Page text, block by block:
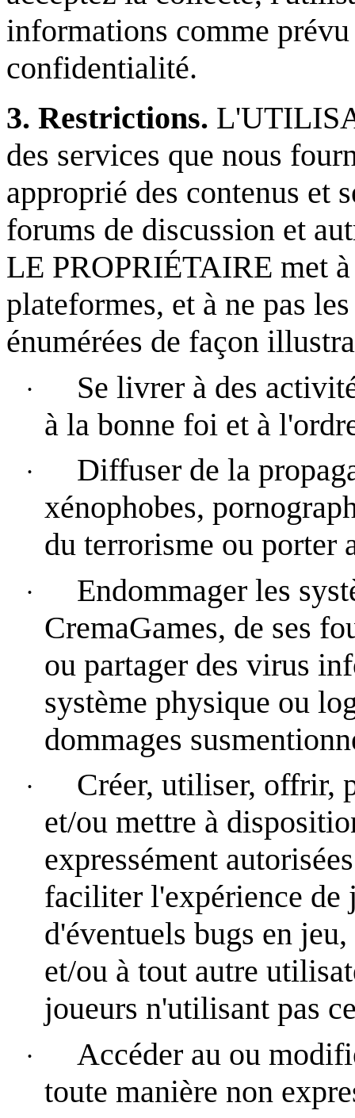
informations comme
confidentialité.
3. Restrictions.
des services que nous
approprié des contenus et
forums de discussion et
LE PROPRIÉTAIRE met
plateformes, et à ne pas
énumérées de façon
·
Se livrer à des
à la bonne foi et à
·
Diffuser de la
xénophobes,
du terrorisme ou porter
·
Endommager les
CremaGames, de ses
ou partager des virus
système physique ou
dommages
·
Créer, utiliser, offrir,
et/ou mettre à
expressément
faciliter l'expérience
d'éventuels bugs en
et/ou à tout autre
joueurs n'utilisant pas
·
Accéder au ou
toute manière non